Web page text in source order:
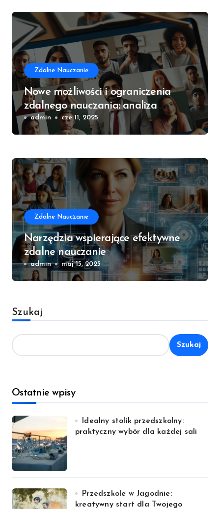
Zdalne Nauczanie
Nowe możliwości i ograniczenia
zdalnego nauczania: analiza
praktyki
admin cze 11, 2025
Zdalne Nauczanie
Narzędzia wspierające efektywne
zdalne nauczanie
admin maj 15, 2025
Szukaj
Szukaj
Ostatnie wpisy
Idealny stolik przedszkolny:
praktyczny wybór dla każdej sali
Przedszkole w Jagodnie:
kreatywny start dla Twojego